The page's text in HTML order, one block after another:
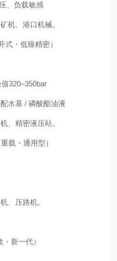
、负载敏感
机、港口机械。
式・低噪精密）
320–350bar
水基 / 磷酸酯油液
、精密液压站。
载・通用型）
、压路机。
新一代）